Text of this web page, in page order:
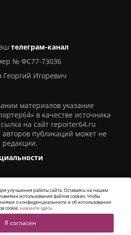
телеграм-канал
№ ФС77-73036
Георгий Игоревич
материалов указание
в качестве источника
на сайт reporter64.ru
публикаций может не
редакции.
. Все права защищены -
улучшения работы сайта. Оставаясь на нашем
использования файлов cookies. Чтобы
о конфиденциальности и об использовании
cookie,нажмите здесь.
Я согласен